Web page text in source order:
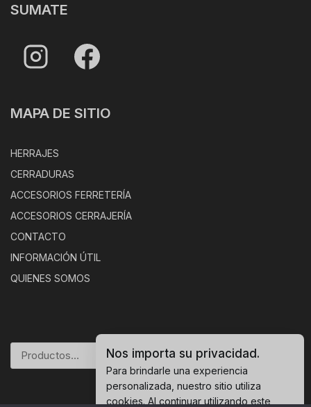
SUMATE
MAPA DE SITIO
HERRAJES
CERRADURAS
ACCESORIOS FERRETERÍA
ACCESORIOS CERRAJERÍA
CONTACTO
INFORMACIÓN ÚTIL
QUIENES SOMOS
BUSCAR
Nos importa su privacidad.
Para brindarle una experiencia
personalizada, nuestro sitio utiliza
cookies. Al continuar utilizando este